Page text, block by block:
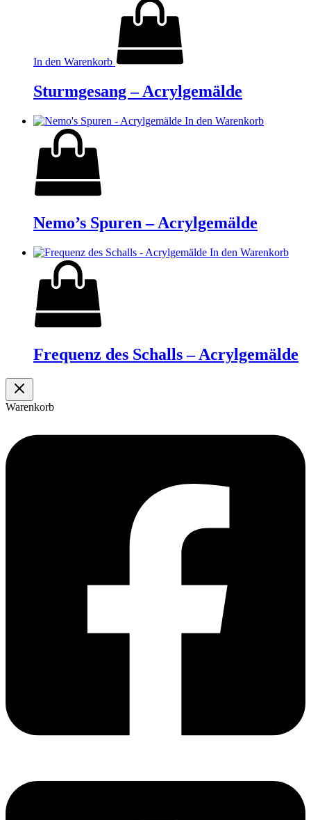
In den Warenkorb
Sturmgesang – Acrylgemälde
In den Warenkorb
Nemo’s Spuren – Acrylgemälde
In den Warenkorb
Frequenz des Schalls – Acrylgemälde
Warenkorb